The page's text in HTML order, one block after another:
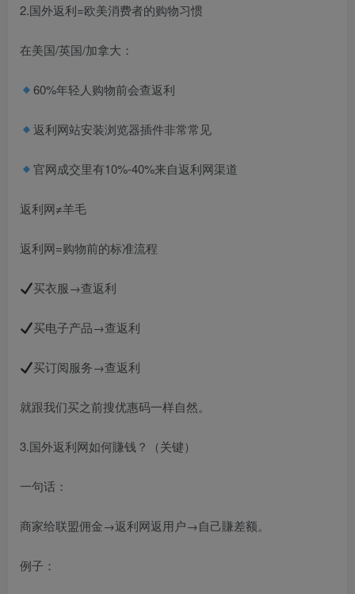
2.国外返利=欧美消费者的购物习惯
在美国/英国/加拿大：
60%年轻人购物前会查返利
返利网站安装浏览器插件非常常见
官网成交里有10%-40%来自返利网渠道
返利网≠羊毛
返利网=购物前的标准流程
买衣服→查返利
买电子产品→查返利
买订阅服务→查返利
就跟我们买之前搜优惠码一样自然。
3.国外返利网如何賺钱？（关键）
一句话：
商家给联盟佣金→返利网返用户→自己賺差额。
例子：